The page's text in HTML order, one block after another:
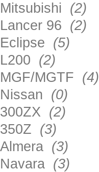
Mitsubishi (2)
Lancer 96 (2)
Eclipse (5)
L200 (2)
MGF/MGTF (4)
Nissan (0)
300ZX (2)
350Z (3)
Almera (3)
Navara (3)